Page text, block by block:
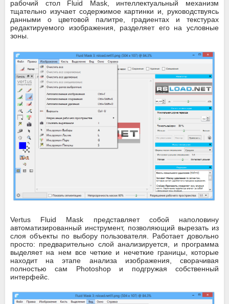
рабочий стол Fluid Mask, интеллектуальный механизм
тщательно изучает содержимое картинки и, руководствуясь
данными о цветовой палитре, градиентах и текстурах
редактируемого изображения, разделяет его на условные
зоны.
Vertus Fluid Mask представляет собой наполовину
автоматизированный инструмент, позволяющий вырезать из
слоя объекты по выбору пользователя. Работает довольно
просто: предварительно слой анализируется, и программа
выделяет на нем все четкие и нечеткие границы, которые
находит на этапе анализа изображения, сворачивая
полностью сам Photoshop и подгружая собственный
интерфейс.